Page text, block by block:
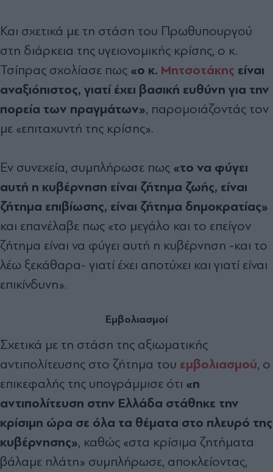
Και σχετικά με τη στάση του Πρωθυπουργού
στη διάρκεια της υγειονομικής κρίσης, ο κ.
Τσίπρας σχολίασε πως «ο κ. Μητσοτάκης είναι
αναξιόπιστος, γιατί έχει βασική ευθύνη για την
πορεία των πραγμάτων», παρομοιάζοντάς τον
με «επιταχυντή της κρίσης».
Εν συνεχεία, συμπλήρωσε πως «το να φύγει
αυτή η κυβέρνηση είναι ζήτημα ζωής, είναι
ζήτημα επιβίωσης, είναι ζήτημα δημοκρατίας»
και επανέλαβε πως «το μεγάλο και το επείγον
ζήτημα είναι να φύγει αυτή η κυβέρνηση -και το
λέω ξεκάθαρα- γιατί έχει αποτύχει και γιατί είναι
επικίνδυνη».
Εμβολιασμοί
Σχετικά με τη στάση της αξιωματικής
αντιπολίτευσης στο ζήτημα του εμβολιασμού, ο
επικεφαλής της υπογράμμισε ότι «η
αντιπολίτευση στην Ελλάδα στάθηκε την
κρίσιμη ώρα σε όλα τα θέματα στο πλευρό της
κυβέρνησης», καθώς «στα κρίσιμα ζητήματα
βάλαμε πλάτη» συμπλήρωσε, αποκλείοντας,